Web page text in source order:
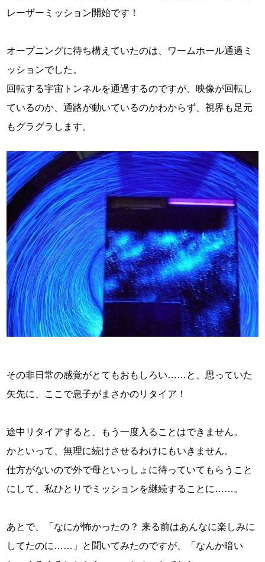
レーザーミッション開始です！
オープニングに待ち構えていたのは、ワームホール通過ミ
ッションでした。
回転する宇宙トンネルを通過するのですが、映像が回転し
ているのか、通路が動いているのかわからず、視界も足元
もグラグラします。
その非日常の感覚がとてもおもしろい……と、思っていた
矢先に、ここで息子がまさかのリタイア！
途中リタイアすると、もう一度入ることはできません。
かといって、無理に続けさせるわけにもいきません。
仕方がないので外で母といっしょに待っていてもらうこと
にして、私ひとりでミッションを継続することに……。
あとで、「なにが怖かったの？ 来る前はあんなに楽しみに
してたのに……」と聞いてみたのですが、「なんか暗い